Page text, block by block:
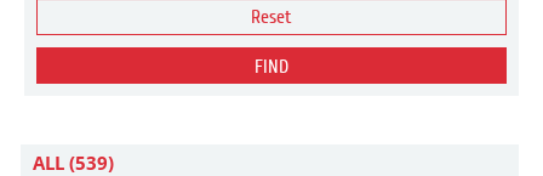
Reset
FIND
ALL (539)